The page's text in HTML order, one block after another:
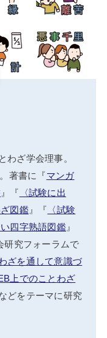
わざ学会理事。
著書に『マンガ
』『 〈試験に出
図鑑』『 〈試験
四字熟語図鑑 』
研究フォーラムで
ざを通して意識づ
上でのことわざ
どをテーマに研究